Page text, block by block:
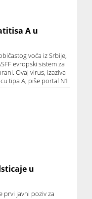
A u
voća iz Srbije,
evropski sistem za
Ovaj virus, izaziva
tipa A, piše portal N1.
u
prvi javni poziv za